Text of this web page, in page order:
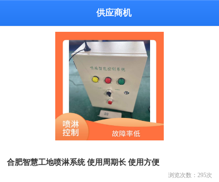
供应商机
合肥智慧工地喷淋系统 使用周期长 使用方便
浏览次数： 295次